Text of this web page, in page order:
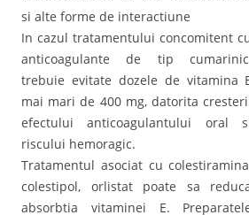
si alte forme de interactiune
In cazul tratamentului concomitent
anticoagulante de tip
trebuie evitate dozele de vitamina
mai mari de 400 mg, datorita
efectului anticoagulantului oral
riscului hemoragic.
Tratamentul asociat cu
colestipol, orlistat poate sa
absorbtia vitaminei E.